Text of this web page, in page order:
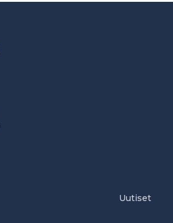
Uutiset